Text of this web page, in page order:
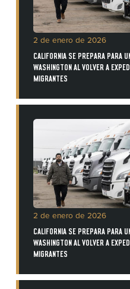
2 de enero de 2026
CALIFORNIA SE PREPARA PARA
WASHINGTON AL VOLVER A
MIGRANTES
2 de enero de 2026
CALIFORNIA SE PREPARA PARA
WASHINGTON AL VOLVER A
MIGRANTES